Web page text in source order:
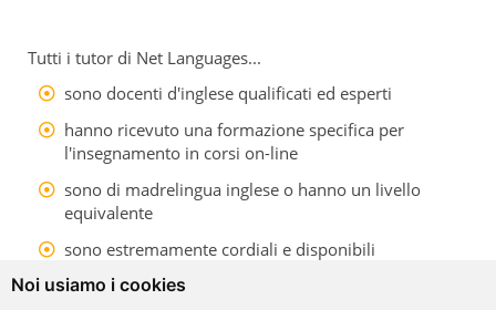
Noi usiamo i cookies
Tutti i tutor di Net Languages...
sono docenti d'inglese qualificati ed esperti
hanno ricevuto una formazione specifica per
l'insegnamento in corsi on-line
sono di madrelingua inglese o hanno un livello
equivalente
sono estremamente cordiali e disponibili
sono flessibili e faranno del proprio meglio per